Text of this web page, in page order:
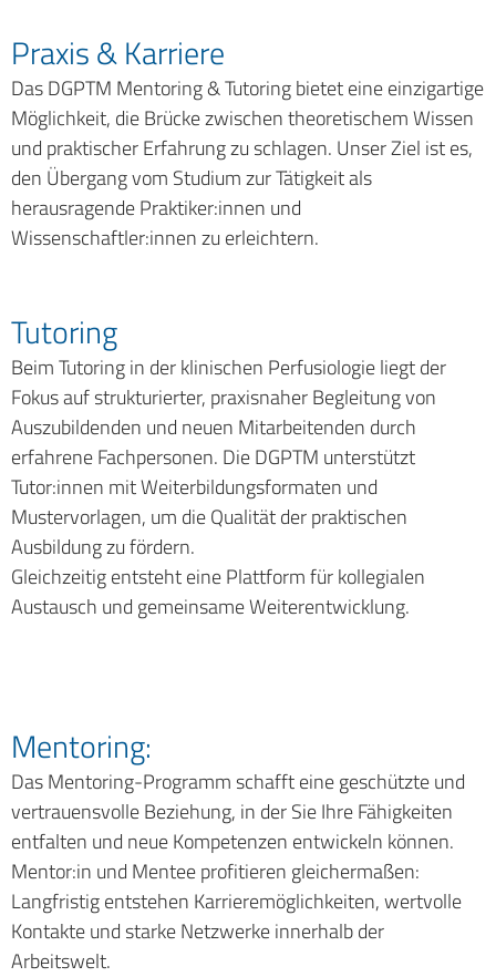
Praxis & Karriere
Das DGPTM Mentoring & Tutoring bietet eine einzigartige
Möglichkeit, die Brücke zwischen theoretischem Wissen
und praktischer Erfahrung zu schlagen. Unser Ziel ist es,
den Übergang vom Studium zur Tätigkeit als
herausragende Praktiker:innen und
Wissenschaftler:innen zu erleichtern.
Tutoring
Beim Tutoring in der klinischen Perfusiologie liegt der
Fokus auf strukturierter, praxisnaher Begleitung von
Auszubildenden und neuen Mitarbeitenden durch
erfahrene Fachpersonen. Die DGPTM unterstützt
Tutor:innen mit Weiterbildungsformaten und
Mustervorlagen, um die Qualität der praktischen
Ausbildung zu fördern.
Gleichzeitig entsteht eine Plattform für kollegialen
Austausch und gemeinsame Weiterentwicklung.
Mentoring:
Das Mentoring-Programm schafft eine geschützte und
vertrauensvolle Beziehung, in der Sie Ihre Fähigkeiten
entfalten und neue Kompetenzen entwickeln können.
Mentor:in und Mentee profitieren gleichermaßen:
Langfristig entstehen Karrieremöglichkeiten, wertvolle
Kontakte und starke Netzwerke innerhalb der
Arbeitswelt.